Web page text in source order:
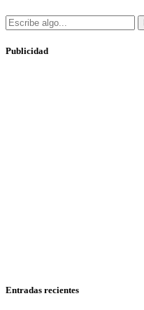
Publicidad
Entradas recientes